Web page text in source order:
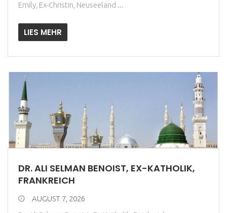
Emily, Ex-Christin, Neuseeland ...
LIES MEHR
DR. ALI SELMAN BENOIST, EX-KATHOLIK,
FRANKREICH
AUGUST 7, 2026